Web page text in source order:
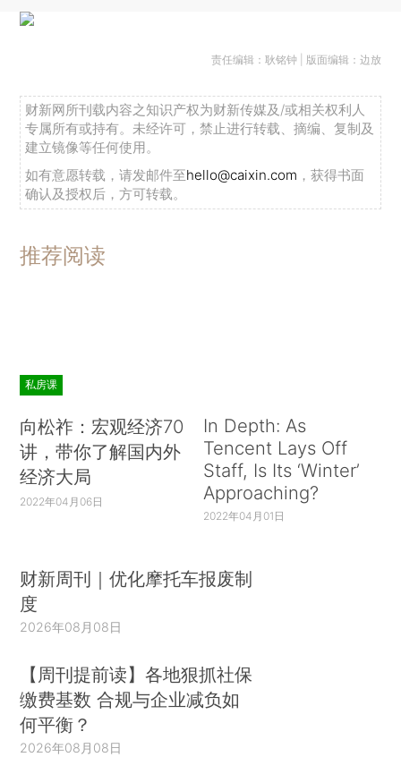
责任编辑：耿铭钟 | 版面编辑：边放
财新网所刊载内容之知识产权为财新传媒及/或相关权利人
专属所有或持有。未经许可，禁止进行转载、摘编、复制及
建立镜像等任何使用。
如有意愿转载，请发邮件至hello@caixin.com ，获得书面
确认及授权后，方可转载。
推荐阅读
私房课
向松祚：宏观经济70
讲，带你了解国内外
经济大局
2022年04月06日
In Depth: As
Tencent Lays Off
Staff, Is Its ‘Winter’
Approaching?
2022年04月01日
财新周刊｜优化摩托车报废制
度
2026年08月08日
【周刊提前读】各地狠抓社保
缴费基数 合规与企业减负如
何平衡？
2026年08月08日